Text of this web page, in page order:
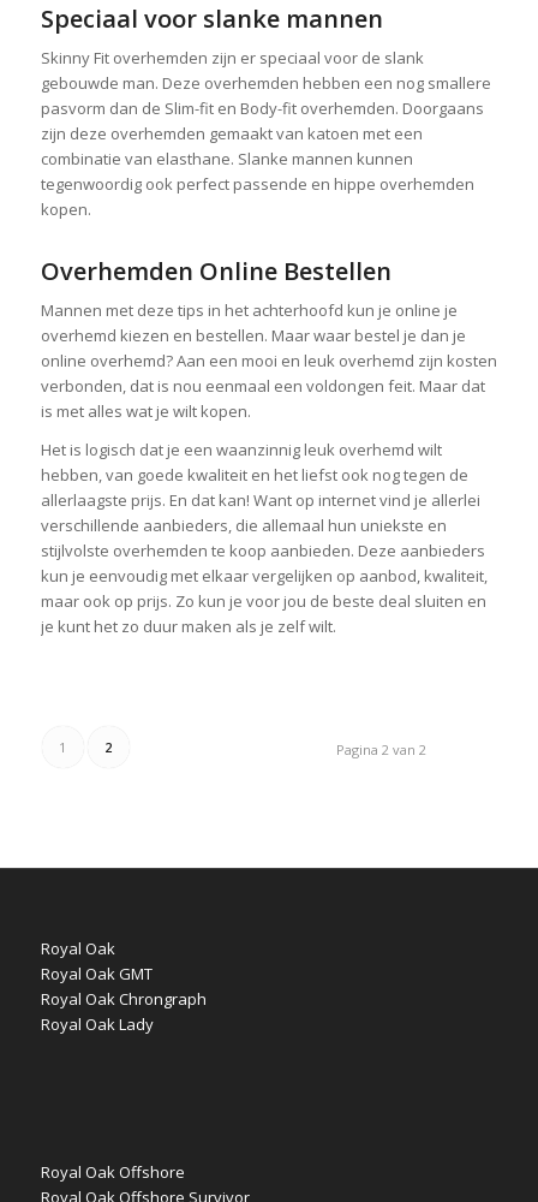
Speciaal voor slanke mannen
Skinny Fit overhemden zijn er speciaal voor de slank
gebouwde man. Deze overhemden hebben een nog smallere
pasvorm dan de Slim-fit en Body-fit overhemden. Doorgaans
zijn deze overhemden gemaakt van katoen met een
combinatie van elasthane. Slanke mannen kunnen
tegenwoordig ook perfect passende en hippe overhemden
kopen.
Overhemden Online Bestellen
Mannen met deze tips in het achterhoofd kun je online je
overhemd kiezen en bestellen. Maar waar bestel je dan je
online overhemd? Aan een mooi en leuk overhemd zijn kosten
verbonden, dat is nou eenmaal een voldongen feit. Maar dat
is met alles wat je wilt kopen.
Het is logisch dat je een waanzinnig leuk overhemd wilt
hebben, van goede kwaliteit en het liefst ook nog tegen de
allerlaagste prijs. En dat kan! Want op internet vind je allerlei
verschillende aanbieders, die allemaal hun uniekste en
stijlvolste overhemden te koop aanbieden. Deze aanbieders
kun je eenvoudig met elkaar vergelijken op aanbod, kwaliteit,
maar ook op prijs. Zo kun je voor jou de beste deal sluiten en
je kunt het zo duur maken als je zelf wilt.
Pagina 2 van 2
1 2
Royal Oak
Royal Oak GMT
Royal Oak Chrongraph
Royal Oak Lady
Royal Oak Offshore
Royal Oak Offshore Survivor